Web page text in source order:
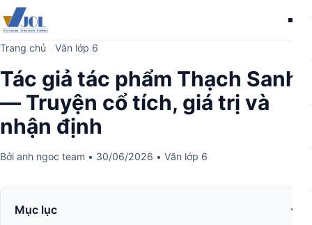
Trang chủ Văn lớp 6
Tác giả tác phẩm Thạch Sanh
— Truyện cổ tích, giá trị và
nhận định
Bởi anh ngoc team • 30/06/2026 • Văn lớp 6
Mục lục